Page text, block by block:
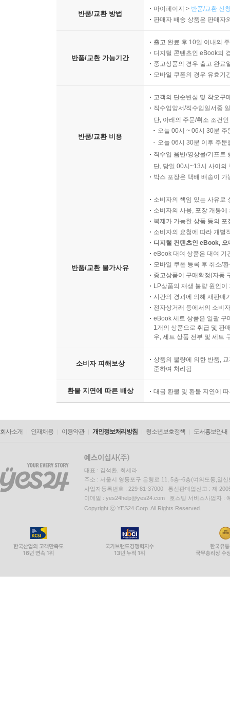
반품/교환 방법
마이페이지 > 반품/교환 신
판매자 배송 상품은 판매자
반품/교환 가능기간
출고 완료 후 10일 이내의
디지털 콘텐츠인 eBook의
중고상품의 경우 출고 완료
모바일 쿠폰의 경우 유효기
반품/교환 비용
고객의 단순변심 및 착오구
직수입양서/직수입일서중
단, 아래의 주문/취소 조건
오늘 00시 ~ 06시 30분
오늘 06시 30분 이후 주
직수입 음반/영상물/기프트
단, 당일 00시~13시 사이의
박스 포장은 택배 배송이
반품/교환 불가사유
소비자의 책임 있는 사유로
소비자의 사용, 포장 개봉
복제가 가능한 상품 등의
소비자의 요청에 따라 개별
디지털 컨텐츠인 eBook,
eBook 대여 상품은 대여 기
모바일 쿠폰 등록 후 취소/
중고상품이 구매확정(자동
LP상품의 재생 불량 원인
시간의 경과에 의해 재판매
전자상거래 등에서의 소비
eBook 세트 상품은 일괄 구
1개의 상품으로 취급 및 판
우, 세트 상품 전부 및 세트
소비자 피해보상
상품의 불량에 의한 반품,
준하여 처리됨
환불 지연에 따른 배상 대금 환불 및 환불 지연에
회사소개 인재채용 이용약관 개인정보처리방침 청소년보호정책 도서홍보안내
대표 : 김석환, 최세라
주소 : 서울시 영등포구 은행로 11, 5층~6층(여의도동,일신
사업자등록번호 : 229-81-37000 통신판매업신고 : 제
이메일 : yes24help@yes24.com 호스팅 서비스사업자 :
Copyright ⓒ YES24 Corp. All Rights Reserved.